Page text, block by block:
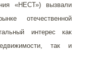
«НЕСТ») вызвали
отечественной
интерес как
так и